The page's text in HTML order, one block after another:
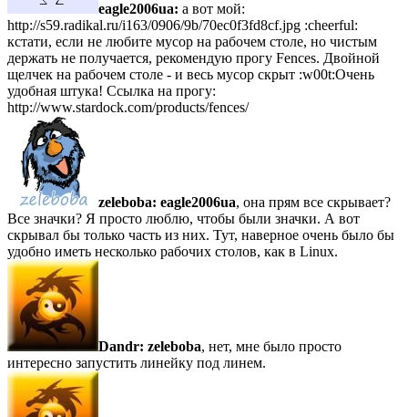
eagle2006ua: а вот мой:
http://s59.radikal.ru/i163/0906/9b/70ec0f3fd8cf.jpg :cheerful:
кстати, если не любите мусор на рабочем столе, но чистым
держать не получается, рекомендую прогу Fences. Двойной
щелчек на рабочем столе - и весь мусор скрыт :w00t:Очень
удобная штука! Ссылка на прогу:
http://www.stardock.com/products/fences/
zeleboba: eagle2006ua, она прям все скрывает?
Все значки? Я просто люблю, чтобы были значки. А вот
скрывал бы только часть из них. Тут, наверное очень было бы
удобно иметь несколько рабочих столов, как в Linux.
Dandr: zeleboba, нет, мне было просто
интересно запустить линейку под линем.